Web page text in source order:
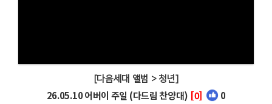
[다음세대 앨범 > 청년]
26.05.10 어버이 주일 (다드림 찬양대) [0] 0